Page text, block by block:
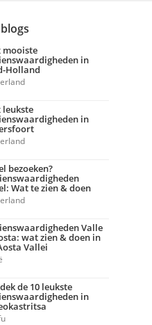
mooiste
in
Holland
leukste
in
bezoeken?
Wat te zien & doen
Valle
wat zien & doen in
Vallei
de 10 leukste
in